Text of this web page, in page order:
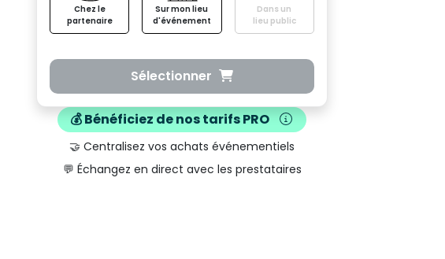
Chez le
partenaire
Sur mon lieu
d'événement
Dans un
lieu public
Sélectionner
💰 Bénéficiez de nostarifs PRO
🤝 Centralisez vos achats événementiels
💬 Échangez en direct avec les prestataires